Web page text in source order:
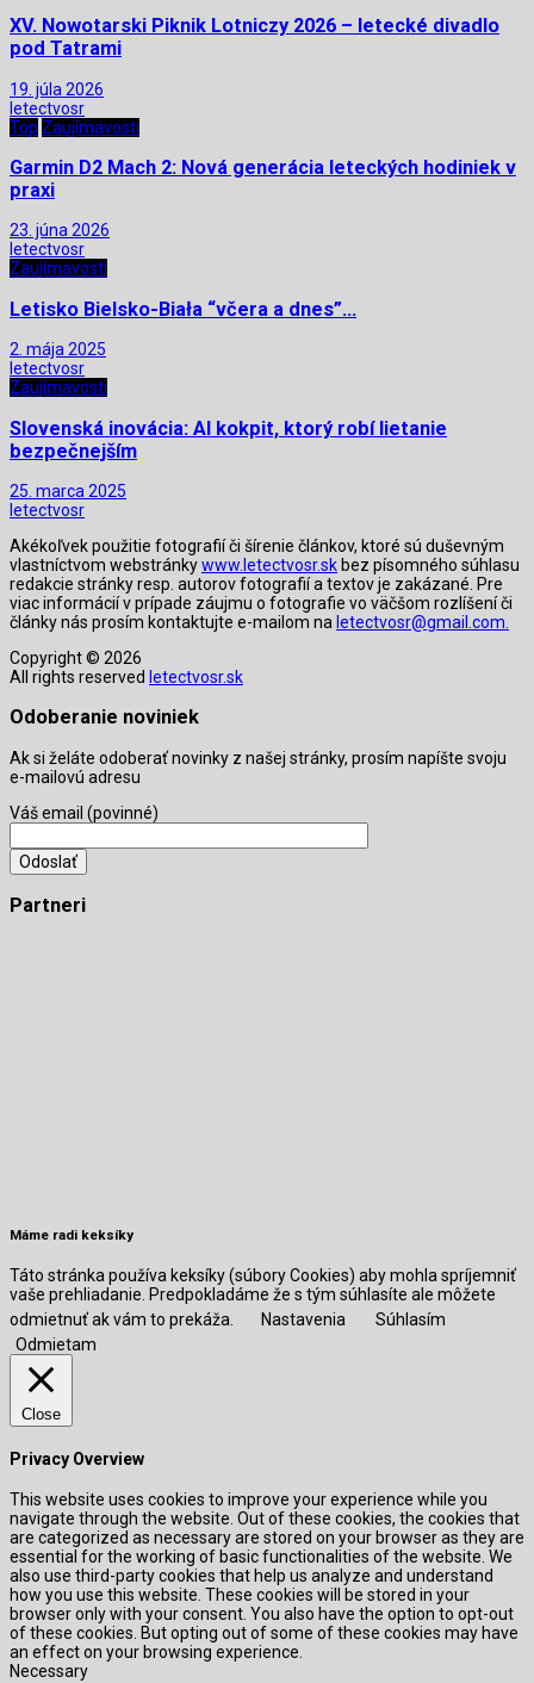
XV. Nowotarski Piknik Lotniczy 2026 – letecké divadlo
pod Tatrami
19. júla 2026
letectvosr
Top Zaujímavosti
Garmin D2 Mach 2: Nová generácia leteckých hodiniek v
praxi
23. júna 2026
letectvosr
Zaujímavosti
Letisko Bielsko-Biała “včera a dnes”…
2. mája 2025
letectvosr
Zaujímavosti
Slovenská inovácia: AI kokpit, ktorý robí lietanie
bezpečnejším
25. marca 2025
letectvosr
Akékoľvek použitie fotografií či šírenie článkov, ktoré sú duševným
vlastníctvom webstránkywww.letectvosr.sk bez písomného súhlasu
redakcie stránky resp. autorov fotografií a textov je zakázané. Pre
viac informácií v prípade záujmu o fotografie vo väčšom rozlíšení či
články nás prosím kontaktujte e-mailom na letectvosr@gmail.com.
Copyright © 2026
All rights reserved letectvosr.sk
Odoberanie noviniek
Ak si želáte odoberať novinky z našej stránky, prosím napíšte svoju
e-mailovú adresu
Váš email (povinné)
Partneri
Máme radi keksíky
Táto stránka používa keksíky (súbory Cookies) aby mohla spríjemniť
vaše prehliadanie. Predpokladáme že s tým súhlasíte ale môžete
odmietnuť ak vám to prekáža.
Nastavenia
Súhlasím
Odmietam
Close
Privacy Overview
This website uses cookies to improve your experience while you
navigate through the website. Out of these cookies, the cookies that
are categorized as necessary are stored on your browser as they are
essential for the working of basic functionalities of the website. We
also use third-party cookies that help us analyze and understand
how you use this website. These cookies will be stored in your
browser only with your consent. You also have the option to opt-out
of these cookies. But opting out of some of these cookies may have
an effect on your browsing experience.
Necessary